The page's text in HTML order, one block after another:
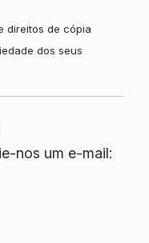
direitos de cópia
dos seus
nos um e-mail: